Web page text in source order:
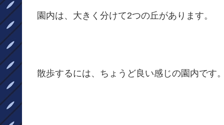
園内は、大きく分けて2つの丘があります。
散歩するには、ちょうど良い感じの園内です